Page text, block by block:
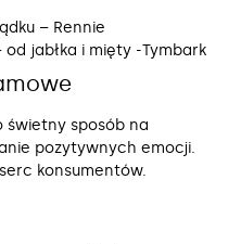
– Rennie
jabłka i mięty -Tymbark
świetny sposób na
pozytywnych emocji.
konsumentów.